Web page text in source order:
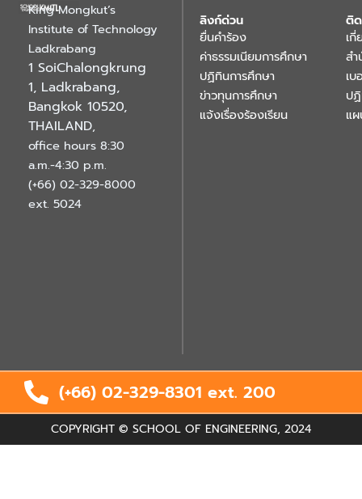
King Mongkut’s
Institute of Technology
Ladkrabang
1 SoiChalongkrung
1, Ladkrabang,
Bangkok 10520,
THAILAND,
office hours 8:30
a.m.-4:30 p.m.
(+66) 02-329-8000
ext. 5024
ลิงก์ด่วน
ยื่นคำร้อง
ค่าธรรมเนียมการศึกษา
ปฏิทินการศึกษา
ข่าวทุนการศึกษา
แจ้งเรื่องร้องเรียน
ติ
เกี่
ส
เ
ป
แ
(+66) 02-329-8301 ext. 200
COPYRIGHT © SCHOOL OF ENGINEERING, 2024